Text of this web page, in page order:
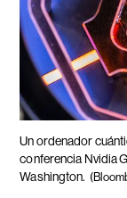
Un ordenador
conferencia Nvidia
Washington.